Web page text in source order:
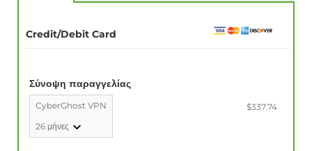
Credit/Debit Card
Σύνοψη παραγγελίας
CyberGhost VPN
26 μήνες
$337.74